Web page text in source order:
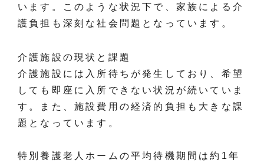
います。このような状況下で、家族による介
護負担も深刻な社会問題となっています。
介護施設の現状と課題
介護施設には入所待ちが発生しており、希望
しても即座に入所できない状況が続いていま
す。また、施設費用の経済的負担も大きな課
題となっています。
特別養護老人ホームの平均待機期間は約1年